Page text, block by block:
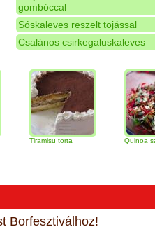
gombóccal
Sóskaleves reszelt tojással
Csalános csirkegaluskaleves
Tiramisu torta Quinoa saláta
Borfesztiválhoz!